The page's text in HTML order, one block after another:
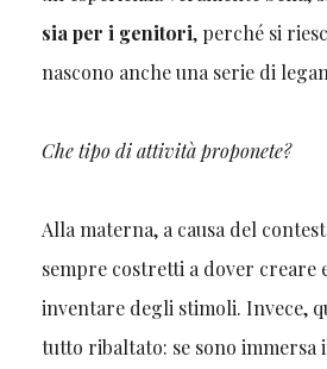
sia per i genitori, perché si
nascono anche una serie di
Che tipo di attività proponete?
Alla materna, a causa del
sempre costretti a dover creare
inventare degli stimoli. Invece,
tutto ribaltato: se sono immersa